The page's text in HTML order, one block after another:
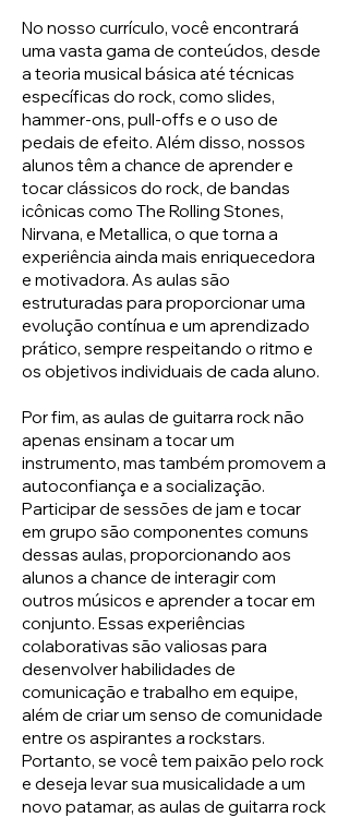
No nosso currículo, você encontrará
uma vasta gama de conteúdos, desde
a teoria musical básica até técnicas
específicas do rock, como slides,
hammer-ons, pull-offs e o uso de
pedais de efeito. Além disso, nossos
alunos têm a chance de aprender e
tocar clássicos do rock, de bandas
icônicas como The Rolling Stones,
Nirvana, e Metallica, o que torna a
experiência ainda mais enriquecedora
e motivadora. As aulas são
estruturadas para proporcionar uma
evolução contínua e um aprendizado
prático, sempre respeitando o ritmo e
os objetivos individuais de cada aluno.
Por fim, as aulas de guitarra rock não
apenas ensinam a tocar um
instrumento, mas também promovem a
autoconfiança e a socialização.
Participar de sessões de jam e tocar
em grupo são componentes comuns
dessas aulas, proporcionando aos
alunos a chance de interagir com
outros músicos e aprender a tocar em
conjunto. Essas experiências
colaborativas são valiosas para
desenvolver habilidades de
comunicação e trabalho em equipe,
além de criar um senso de comunidade
entre os aspirantes a rockstars.
Portanto, se você tem paixão pelo rock
e deseja levar sua musicalidade a um
novo patamar, as aulas de guitarra rock